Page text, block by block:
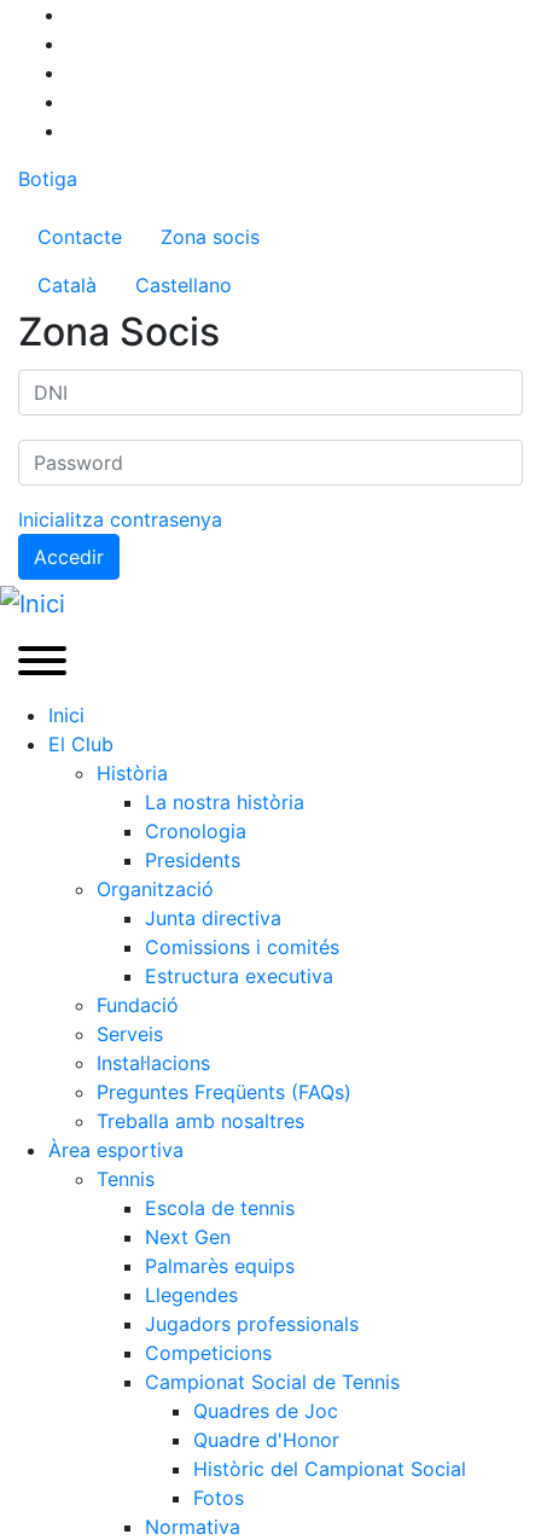
contingut
Botiga
Menú del compte d'usuari
Contacte
Zona socis
Català
Castellano
Zona Socis
Inicialitza contrasenya
Accedir
Inici
El Club
Història
La nostra història
Cronologia
Presidents
Organització
Junta directiva
Comissions i comités
Estructura executiva
Fundació
Serveis
Instal·lacions
Preguntes Freqüents (FAQs)
Treballa amb nosaltres
Àrea esportiva
Tennis
Escola de tennis
Next Gen
Palmarès equips
Llegendes
Jugadors professionals
Competicions
Campionat Social de Tennis
Quadres de Joc
Quadre d'Honor
Històric del Campionat Social
Fotos
Normativa